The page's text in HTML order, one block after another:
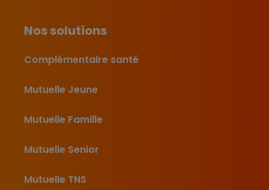
Nos solutions
Complémentaire santé
Mutuelle Jeune
Mutuelle Famille
Mutuelle Senior
Mutuelle TNS